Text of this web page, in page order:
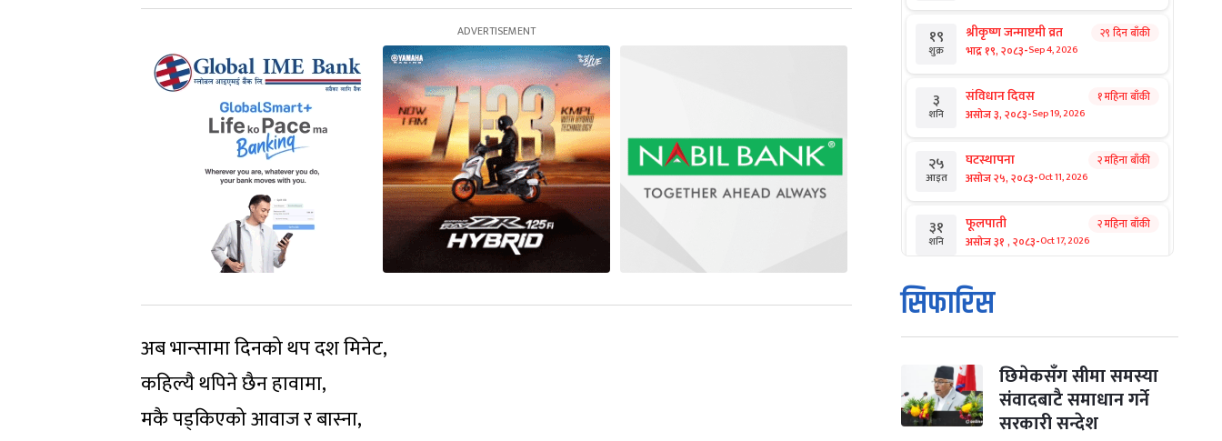
अब भान्सामा दिनको थप दश मिनेट,
कहिल्यै थपिने छैन हावामा,
मकै पड्किएको आवाज र बास्ना,
१९
शुक्र
श्रीकृष्ण जन्माष्टमी व्रत
भाद्र १९, २०८३-Sep 4, 2026
२९ दिन बाँकी
३
शनि
संविधान दिवस
असोज ३, २०८३-Sep 19, 2026
१ महिना बाँकी
२५
आइत
घटस्थापना
असोज २५, २०८३-Oct 11, 2026
२ महिना बाँकी
३१
शनि
फूलपाती
असोज ३१ , २०८३-Oct 17, 2026
२ महिना बाँकी
१
आइत
कार्तिक सङ्क्रान्ति
कार्तिक १, २०८३
मंगल कार्तिक ३, २०८३-Oct 20, 2026
४ विजयादशमी
कार्तिक ४, २०८३- Oct 21, 2026
२ महिना बाँकी
सिफारिस
छिमेकसँग सीमा समस्या
संवादबाटै समाधान गर्ने
सरकारी सन्देश